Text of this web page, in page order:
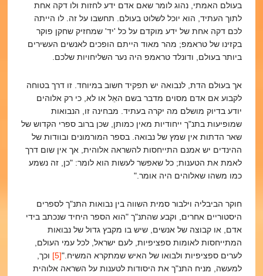
בעולם האמתי, נהוג לומר שאם אדם ידע לחזות ולו דקה אחת
לתוך העתיד, הוא יוכל לשלוט בעולם. תחשבו על זה. לו הייתה
לכם דקה אחת של ידע מוקדם על כל 'יד' שמחזיק שחקן פוקר
בקזינו של טראמפ; מהר מאוד הייתם הופכים לאנשים העשירים
ביותר בעולם, ודונלד טראמפ היה נער השליחויות שלכם.
אך בעולם הדת, לנבואה יש תפקיד חשוב במיוחד. זו דרך בטוחה
לקבוע אם אדם מסוים מדבר בשם האֵל או לא, כי רק אלוהים
יודע בדיוק מושלם מה יקרה בעתיד. מבחינה זו, הנבואות
שמופיעות בתנ"ך ייחודיות מאין כמותן, שכן ברוב ספרי הקדוש של
שאר הדתות אין שמץ של נבואה. בספר המורמונים ובוודות של
ההינדים יש אמנם התייחסות להשראה אלוהית, אך אין שום דרך
לאמת את הטענות; כל שאפשר לעשות הוא לומר: "כן, זה נשמע
כמו משהו שאלוהים היה אומר."
חוקר הביבליה וילבור סמית השווה בין נבואות התנ"ך לספרים
היסטוריים אחרים, וקבע שהתנ"ך "הוא הספר היחיד שנכתב בידי
אדם, או קבוצה של אנשים, שיש בו מקבץ גדול של נבואות
המתייחסות לאומות ספציפיות, לעם ישראל, לכל עמי העולם,
לערים ספציפיות ולבואו של האיש שמתקרא המשיח."[5]
וכך,
למעשה, מניח התנ"ך את היסודות לטענות על השראה אלוהית